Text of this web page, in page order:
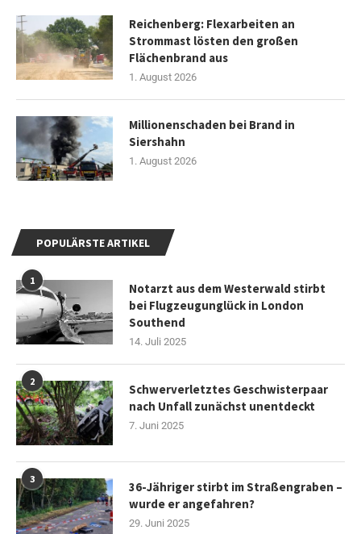
Reichenberg: Flexarbeiten an
Strommast lösten den großen
Flächenbrand aus
1. August 2026
Millionenschaden bei Brand in
Siershahn
1. August 2026
POPULÄRSTE ARTIKEL
1
Notarzt aus dem Westerwald stirbt
bei Flugzeugunglück in London
Southend
14. Juli 2025
2
Schwerverletztes Geschwisterpaar
nach Unfall zunächst unentdeckt
7. Juni 2025
3
36-Jähriger stirbt im Straßengraben –
wurde er angefahren?
29. Juni 2025